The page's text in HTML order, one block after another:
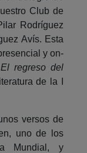
Club de
Rodríguez
Avís. Esta
y on-
El regreso del
de la I
versos de
uno de los
Mundial, y